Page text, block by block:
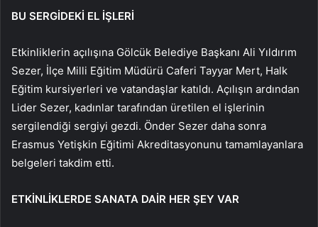
BU SERGİDEKİ EL İŞLERİ
Etkinliklerin açılışına Gölcük Belediye Başkanı Ali Yıldırım
Sezer, İlçe Milli Eğitim Müdürü Caferi Tayyar Mert, Halk
Eğitim kursiyerleri ve vatandaşlar katıldı. Açılışın ardından
Lider Sezer, kadınlar tarafından üretilen el işlerinin
sergilendiği sergiyi gezdi. Önder Sezer daha sonra
Erasmus Yetişkin Eğitimi Akreditasyonunu tamamlayanlara
belgeleri takdim etti.
ETKİNLİKLERDE SANATA DAİR HER ŞEY VAR